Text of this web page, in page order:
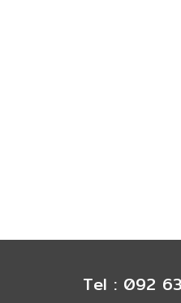
Tel : 092